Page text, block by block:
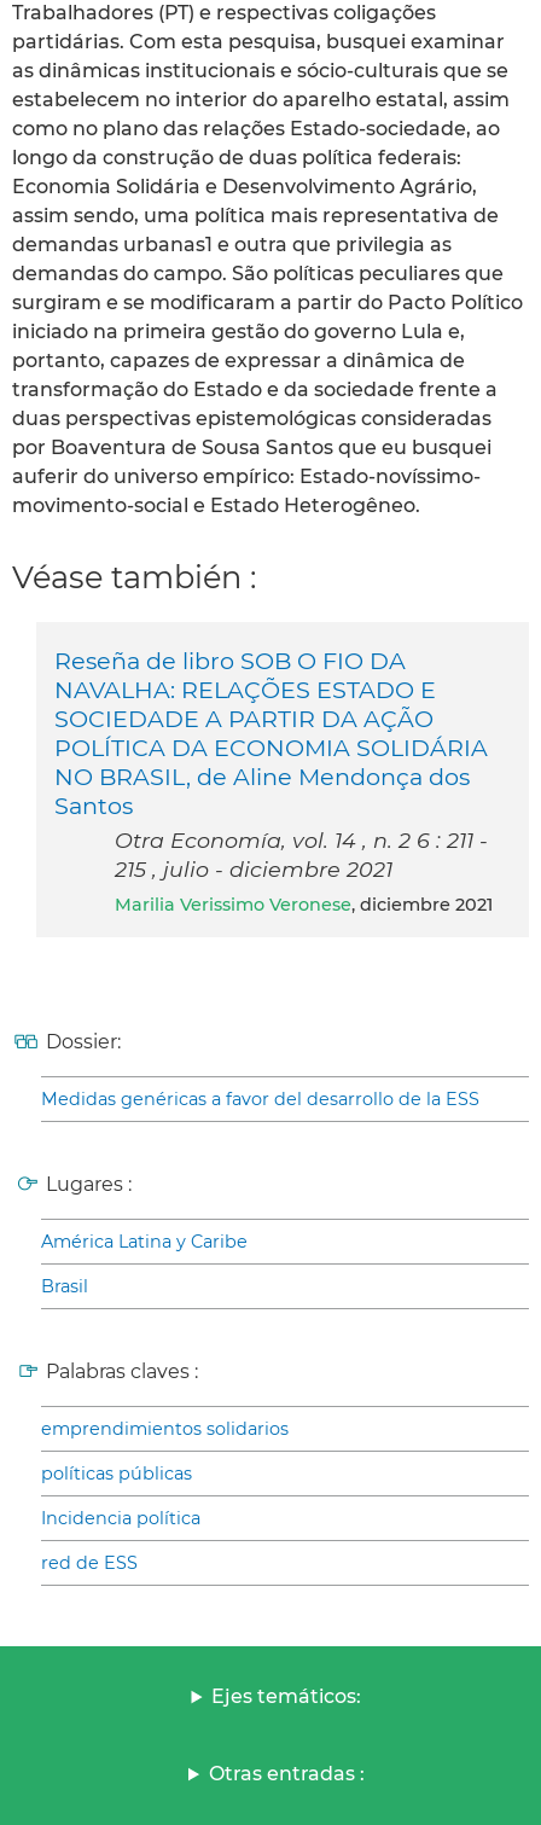
Trabalhadores (PT) e respectivas coligações
partidárias. Com esta pesquisa, busquei examinar
as dinâmicas institucionais e sócio-culturais que se
estabelecem no interior do aparelho estatal, assim
como no plano das relações Estado-sociedade, ao
longo da construção de duas política federais:
Economia Solidária e Desenvolvimento Agrário,
assim sendo, uma política mais representativa de
demandas urbanas1 e outra que privilegia as
demandas do campo. São políticas peculiares que
surgiram e se modificaram a partir do Pacto Político
iniciado na primeira gestão do governo Lula e,
portanto, capazes de expressar a dinâmica de
transformação do Estado e da sociedade frente a
duas perspectivas epistemológicas consideradas
por Boaventura de Sousa Santos que eu busquei
auferir do universo empírico: Estado-novíssimo-
movimento-social e Estado Heterogêneo.
Véase también :
Reseña de libro SOB O FIO DA
NAVALHA: RELAÇÕES ESTADO E
SOCIEDADE A PARTIR DA AÇÃO
POLÍTICA DA ECONOMIA SOLIDÁRIA
NO BRASIL, de Aline Mendonça dos
Santos
Otra Economía, vol. 14 , n. 2 6 : 211 -
215 , julio - diciembre 2021
Marilia Verissimo Veronese, diciembre 2021
Dossier:
Medidas genéricas a favor del desarrollo de la ESS
Lugares :
América Latina y Caribe
Brasil
Palabras claves :
emprendimientos solidarios
políticas públicas
Incidencia política
red de ESS
Ejes temáticos:
Otras entradas :